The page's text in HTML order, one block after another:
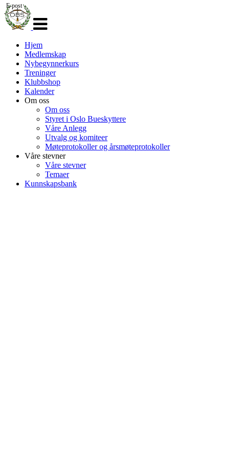
navigasjon
Hjem
Medlemskap
Nybegynnerkurs
Treninger
Klubbshop
Kalender
Om oss
Om oss
Styret i Oslo Bueskyttere
Våre Anlegg
Utvalg og komiteer
Møteprotokoller og årsmøteprotokoller
Våre stevner
Våre stevner
Temaer
Kunnskapsbank
E-post